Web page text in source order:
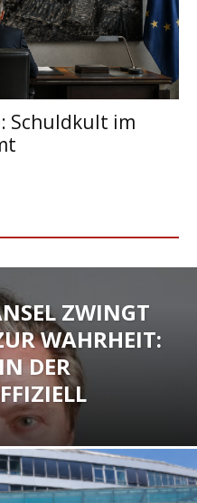
Schuldkult im
ZWINGT
WAHRHEIT:
DER